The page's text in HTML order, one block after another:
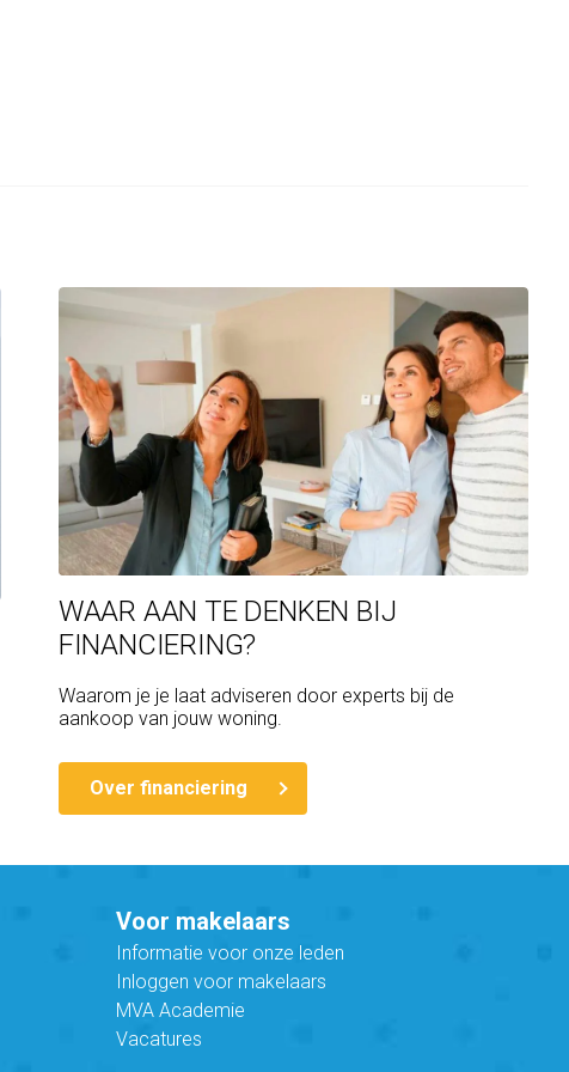
WAAR AAN TE DENKEN BIJ
FINANCIERING?
Waarom je je laat adviseren door experts bij de
aankoop van jouw woning.
Over financiering
Voor makelaars
Informatie voor onze leden
Inloggen voor makelaars
MVA Academie
Vacatures